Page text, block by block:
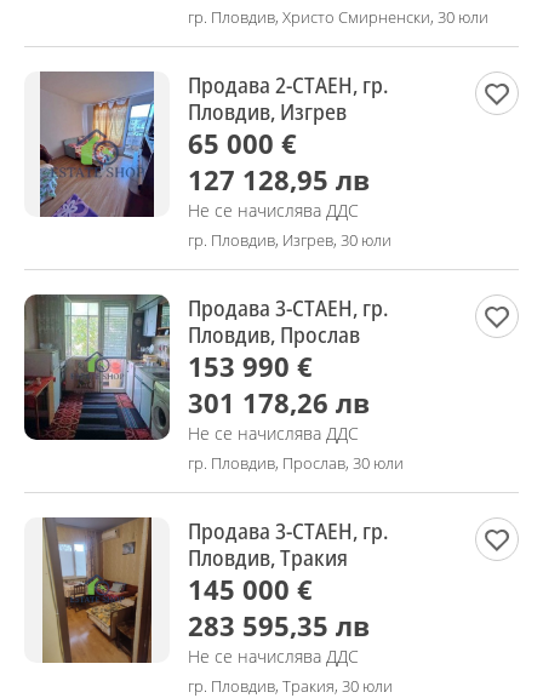
гр. Пловдив, Христо Смирненски, 30 юли
Продава 2-СТАЕН, гр.
Пловдив, Изгрев
65 000 €
127 128,95 лв
Не се начислява ДДС
гр. Пловдив, Изгрев, 30 юли
Продава 3-СТАЕН, гр.
Пловдив, Прослав
153 990 €
301 178,26 лв
Не се начислява ДДС
гр. Пловдив, Прослав, 30 юли
Продава 3-СТАЕН, гр.
Пловдив, Тракия
145 000 €
283 595,35 лв
Не се начислява ДДС
гр. Пловдив, Тракия, 30 юли